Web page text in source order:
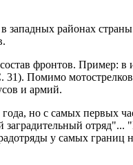
западных районах
фронтов. Пример: в
Помимо
и армий.
но с самых первых
отряд"...
у самых границ